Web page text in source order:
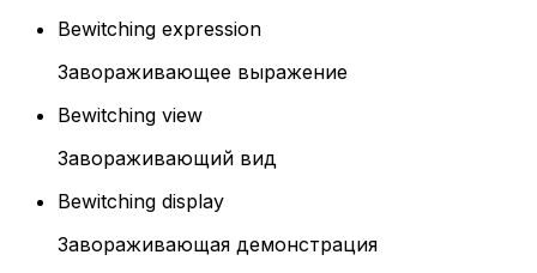
Bewitching expression
Завораживающее выражение
Bewitching view
Завораживающий вид
Bewitching display
Завораживающая демонстрация